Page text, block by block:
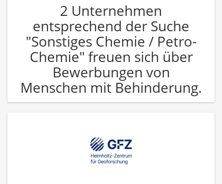
2 Unternehmen
entsprechend der Suche
"Sonstiges Chemie / Petro-
Chemie" freuen sich über
Bewerbungen von
Menschen mit Behinderung.